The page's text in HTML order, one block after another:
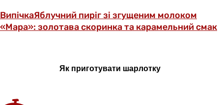
ВипічкаЯблучний пиріг зі згущеним молоком
«Мара»: золотава скоринка та карамельний смак
Як приготувати шарлотку